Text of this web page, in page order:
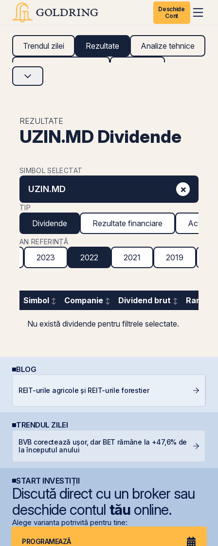
Deschide
Cont
Trendul zilei Rezultate Analize tehnice
Analize fundamentale
REZULTATE
UZIN.MD Dividende
SIMBOL SELECTAT
UZIN.MD ×
TIP
Dividende Rezultate financiare Acțiuni
AN REFERINȚĂ
2023 2022 2021 2019
Simbol Companie Dividend brut
Nu există dividende pentru filtrele selectate.
BLOG
REIT-urile agricole și REIT-urile forestier
TRENDUL ZILEI
BVB corectează ușor, dar BET rămâne la +47,6% de
la începutul anului
START INVESTIȚII
Discută direct cu un broker sau
deschide contul tăuonline.
Alege varianta potrivită pentru tine:
PROGRAMEAZĂ